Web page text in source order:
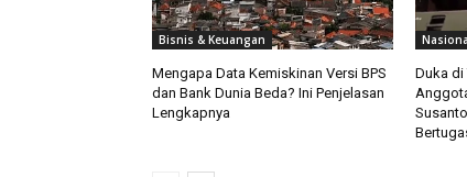
Bisnis & Keuangan
Mengapa Data Kemiskinan Versi BPS
dan Bank Dunia Beda? Ini Penjelasan
Lengkapnya
Duka di